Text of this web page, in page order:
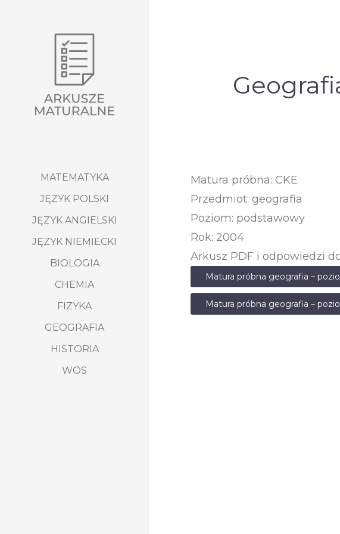
MATEMATYKA
JĘZYK POLSKI
JĘZYK ANGIELSKI
JĘZYK NIEMIECKI
BIOLOGIA
CHEMIA
FIZYKA
GEOGRAFIA
HISTORIA
WOS
Matura próbna: CKE
Przedmiot: geografia
Poziom: podstawowy
Rok: 2004
Arkusz PDF i odpowiedzi
Matura próbna geografia –
Matura próbna geografia –